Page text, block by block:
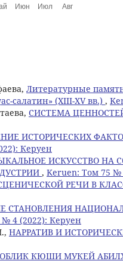
Литературные
салатин» (XIII-XV вв.) ,
СИСТЕМА
ИСТОРИЧЕСКИХ
Керуен
ИСКУССТВО НА
, Keruen: Том 75 №
РЕЧИ В
СТАНОВЛЕНИЯ
4 (2022): Керуен
НАРРАТИВ И
КЮШИ МУКЕЙ